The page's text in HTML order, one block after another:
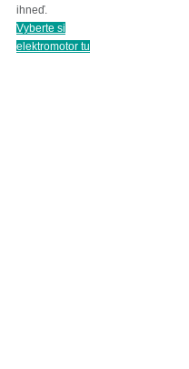
ihneď.
Vyberte si
elektromotor tu